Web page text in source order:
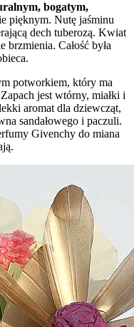
bogatym,
pięknym. Nutę jaśminu
dech tuberozą. Kwiat
brzmienia. Całość była
potworkiem, który ma
jest wtórny, miałki i
aromat dla dziewcząt,
sandałowego i paczuli.
Givenchy do miana